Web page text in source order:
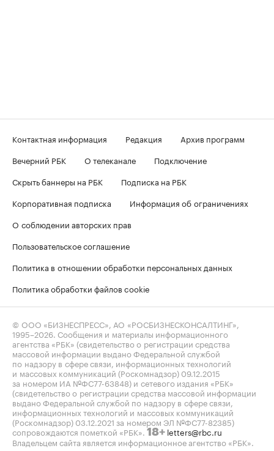
Контактная информация Редакция
Архив программ
Вечерний РБК
О телеканале
Подключение
Скрыть баннеры на РБК
Подписка на РБК
Корпоративная подписка
Информация об ограничениях
О соблюдении авторских прав
Пользовательское соглашение
Политика в отношении обработки персональных данных
Политика обработки файлов cookie
© ООО «БИЗНЕСПРЕСС», АО «РОСБИЗНЕСКОНСАЛТИНГ»,
1995–2026 . Сообщения и материалы информационного
агентства «РБК» (свидетельство о регистрации средства
массовой информации выдано Федеральной службой
по надзору в сфере связи, информационных технологий
и массовых коммуникаций (Роскомнадзор) 09.12.2015
за номером ИА №ФС77-63848) и сетевого издания «РБК»
(свидетельство о регистрации средства массовой информации
выдано Федеральной службой по надзору в сфере связи,
информационных технологий и массовых коммуникаций
(Роскомнадзор) 03.12.2021 за номером ЭЛ №ФС77-82385)
сопровождаются пометкой «РБК». 18+ letters@rbc.ru
Владельцем сайта является информационное агентство «РБК».